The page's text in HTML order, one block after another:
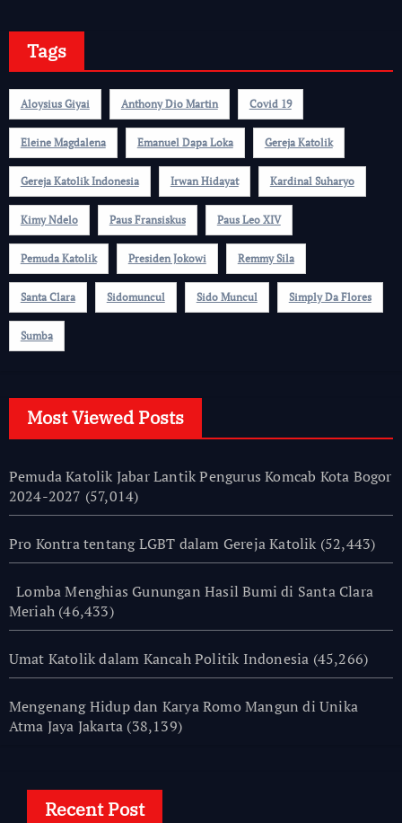
Tags
Aloysius Giyai Anthony Dio Martin Covid 19
Eleine Magdalena Emanuel Dapa Loka Gereja Katolik
Gereja Katolik Indonesia Irwan Hidayat Kardinal Suharyo
Kimy Ndelo Paus Fransiskus Paus Leo XIV
Pemuda Katolik Presiden Jokowi Remmy Sila
Santa Clara Sidomuncul Sido Muncul Simply Da Flores
Sumba
Most Viewed Posts
Pemuda Katolik Jabar Lantik Pengurus Komcab Kota Bogor
2024-2027 (57,014)
Pro Kontra tentang LGBT dalam Gereja Katolik (52,443)
Lomba Menghias Gunungan Hasil Bumi di Santa Clara
Meriah (46,433)
Umat Katolik dalam Kancah Politik Indonesia (45,266)
Mengenang Hidup dan Karya Romo Mangun di Unika
Atma Jaya Jakarta (38,139)
Recent Post